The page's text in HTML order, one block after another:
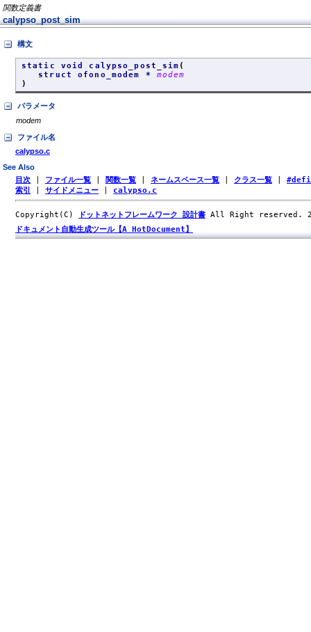
関数定義書
calypso_post_sim
構文
static void calypso_post_sim (
struct ofono_modem * modem
)
パラメータ
modem
ファイル名
calypso.c
See Also
目次 ファイル一覧 関数一覧 ネームスペース一覧 クラス一覧
索引
サイドメニュー calypso.c
Copyright(C) ドットネットフレームワーク 設計書 All Right reserved.
ドキュメント自動生成ツール【A HotDocument】